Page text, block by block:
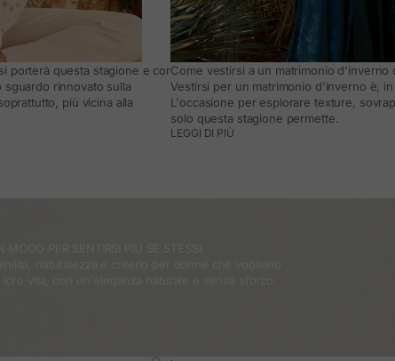
porterà questa stagione e come adattarlo al quotidiano
sguardo rinnovato sulla
più vicina alla
Come vestirsi a un matrimonio d'inverno
Vestirsi per un matrimonio d'inverno è,
L'occasione per esplorare texture,
solo questa stagione permette.
LEGGI DI PIÙ